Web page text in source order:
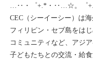
…‥・゜+.*・‥…☆。゜
CEC（シーイーシー）は
フィリピン・セブ島をは
コミュニティなど、アジ
子どもたちとの交流・給